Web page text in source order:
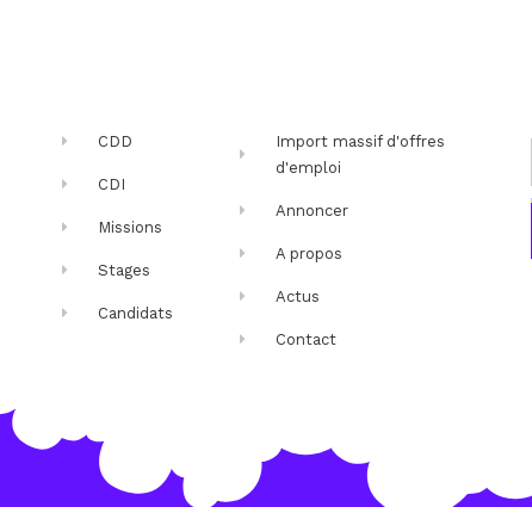
CDD
CDI
Missions
Stages
Candidats
Import massif d'offres
d'emploi
Annoncer
A propos
Actus
Contact